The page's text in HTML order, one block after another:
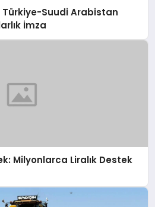
Türkiye-Suudi Arabistan
İmza
Milyonlarca Liralık Destek